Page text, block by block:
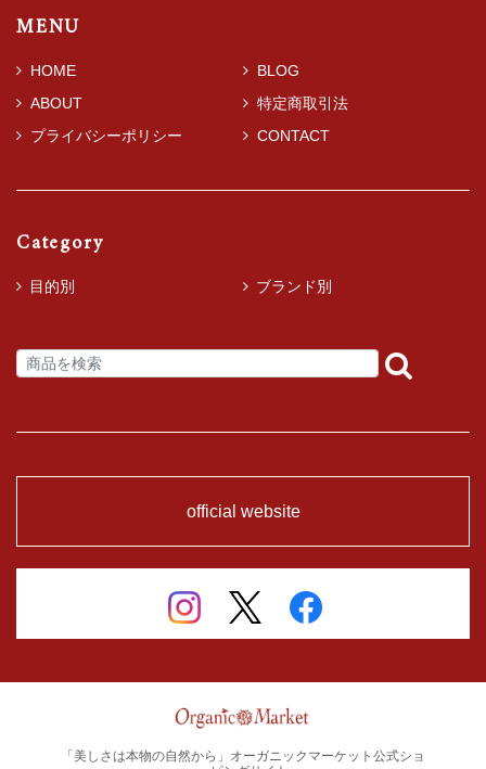
MENU
HOME
BLOG
ABOUT
特定商取引法
プライバシーポリシー
CONTACT
Category
目的別 ブランド別
official website
「美しさは本物の自然から」オーガニックマーケット公式ショ